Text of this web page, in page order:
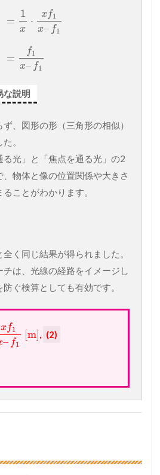
=
1
x
⋅
xf1
x– f1
=
f1
x– f1
な説明
、図形の形（三角形の相似）
。
る光」と「焦点を通る光」の2
物体と像の位置関係や大きさ
ことがわかります。
く同じ結果が得られました。
は、光線の経路をイメージし
ぐ検算としても有効です。
xf1
– f1
[m] (2)